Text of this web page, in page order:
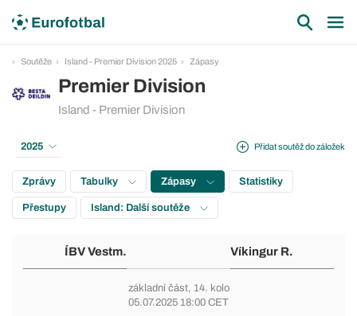
Soutěže Island - Premier Division 2025 Zápasy
Premier Division
Island - Premier Division
Přidat soutěž do záložek
2025
Zprávy Tabulky Zápasy Statistiky
Přestupy Island: Další soutěže
ÍBV Vestm. Víkingur R.
základní část, 14. kolo
05.07.2025 18:00 CET